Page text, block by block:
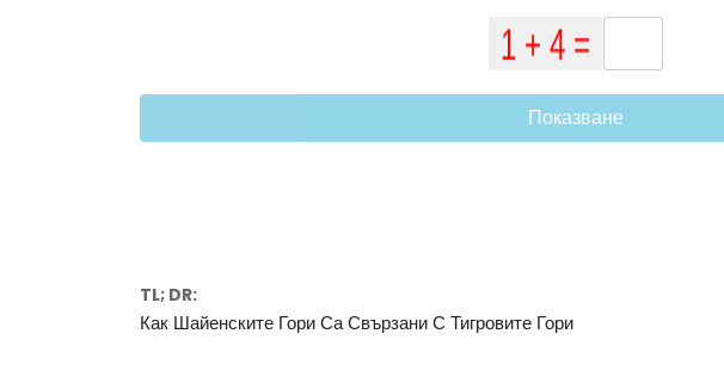
Показване
TL; DR:
Как Шайенските Гори Са Свързани С Тигровите Гори